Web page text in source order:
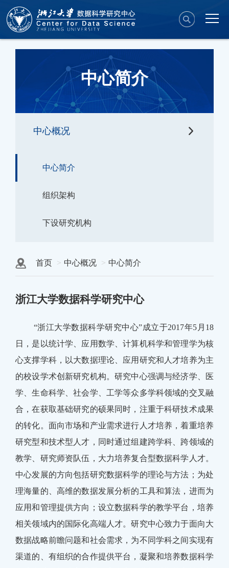
中心简介
中心概况
中心简介
组织架构
下设研究机构
首页 中心概况 中心简介
浙江大学数据科学研究中心
“浙江大学数据科学研究中心”成立于2017年5月18
日，是以统计学、应用数学、计算机科学和管理学为核
心支撑学科，以大数据理论、应用研究和人才培养为主
的校设学术创新研究机构。研究中心强调与经济学、医
学、生命科学、社会学、工学等众多学科领域的交叉融
合，在获取基础研究的硕果同时，注重于科研技术成果
的转化。面向市场和产业需求进行人才培养，着重培养
研究型和技术型人才，同时通过组建跨学科、跨领域的
教学、研究师资队伍，大力培养复合型数据科学人才。
中心发展的方向包括研究数据科学的理论与方法；为处
理海量的、高维的数据发展分析的工具和算法，进而为
应用和管理提供方向；设立数据科学的教学平台，培养
相关领域内的国际化高端人才。研究中心致力于面向大
数据战略前瞻问题和社会需求，为不同学科之间实现有
渠道的、有组织的合作提供平台，凝聚和培养数据科学